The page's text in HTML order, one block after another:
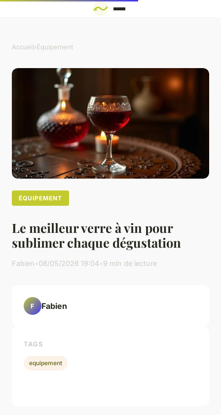
Accueil›Équipement
ÉQUIPEMENT
Le meilleur verre à vin pour
sublimer chaque dégustation
Fabien •08/05/2026 19:04•9 min de lecture
F Fabien
TAGS
equipement